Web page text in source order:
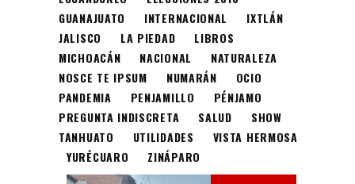
GUANAJUATO
INTERNACIONAL
IXTLÁN
JALISCO
LA PIEDAD
LIBROS
MICHOACÁN
NACIONAL
NATURALEZA
NOSCE TE IPSUM
NUMARÁN
OCIO
PANDEMIA
PENJAMILLO
PÉNJAMO
PREGUNTA INDISCRETA
SALUD
SHOW
TANHUATO
UTILIDADES
VISTA HERMOSA
YURÉCUARO
ZINÁPARO